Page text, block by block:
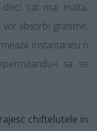
cat mai inalta.
absorbi grasime,
instantaneu o
i sa se
chiftelutele in